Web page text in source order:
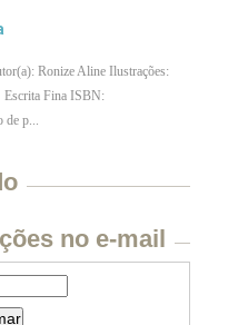
Ronize Aline Ilustrações:
Fina ISBN:
de p...
no e-mail